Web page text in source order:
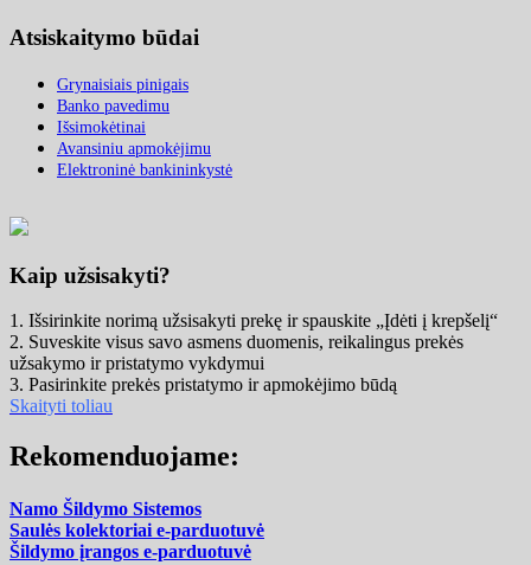
Atsiskaitymo būdai
Grynaisiais pinigais
Banko pavedimu
Išsimokėtinai
Avansiniu apmokėjimu
Elektroninė bankininkystė
Kaip užsisakyti?
1. Išsirinkite norimą užsisakyti prekę ir spauskite „Įdėti į krepšelį“
2. Suveskite visus savo asmens duomenis, reikalingus prekės
užsakymo ir pristatymo vykdymui
3. Pasirinkite prekės pristatymo ir apmokėjimo būdą
Skaityti toliau
Rekomenduojame:
Namo Šildymo Sistemos
Saulės kolektoriai e-parduotuvė
Šildymo įrangos e-parduotuvė